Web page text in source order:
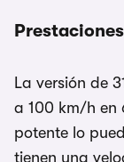
Prestaciones
La versión de
a 100 km/h en
potente lo
tienen una